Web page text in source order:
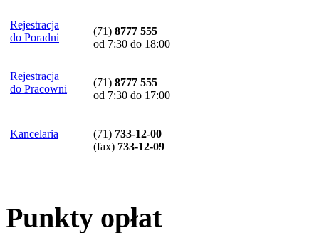
Rejestracja
do Poradni
(71) 8777 555
od 7:30 do 18:00
Rejestracja
do Pracowni
(71) 8777 555
od 7:30 do 17:00
Kancelaria (71) 733-12-00
(fax) 733-12-09
Punkty opłat